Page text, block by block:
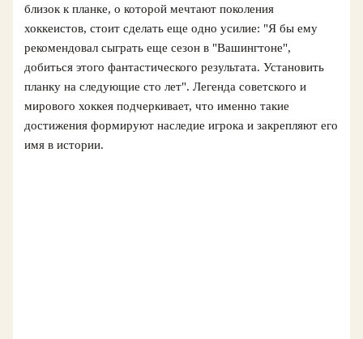
близок к планке, о которой мечтают поколения
хоккеистов, стоит сделать еще одно усилие: "Я бы ему
рекомендовал сыграть еще сезон в "Вашингтоне",
добиться этого фантастического результата. Установить
планку на следующие сто лет". Легенда советского и
мирового хоккея подчеркивает, что именно такие
достижения формируют наследие игрока и закрепляют его
имя в истории.